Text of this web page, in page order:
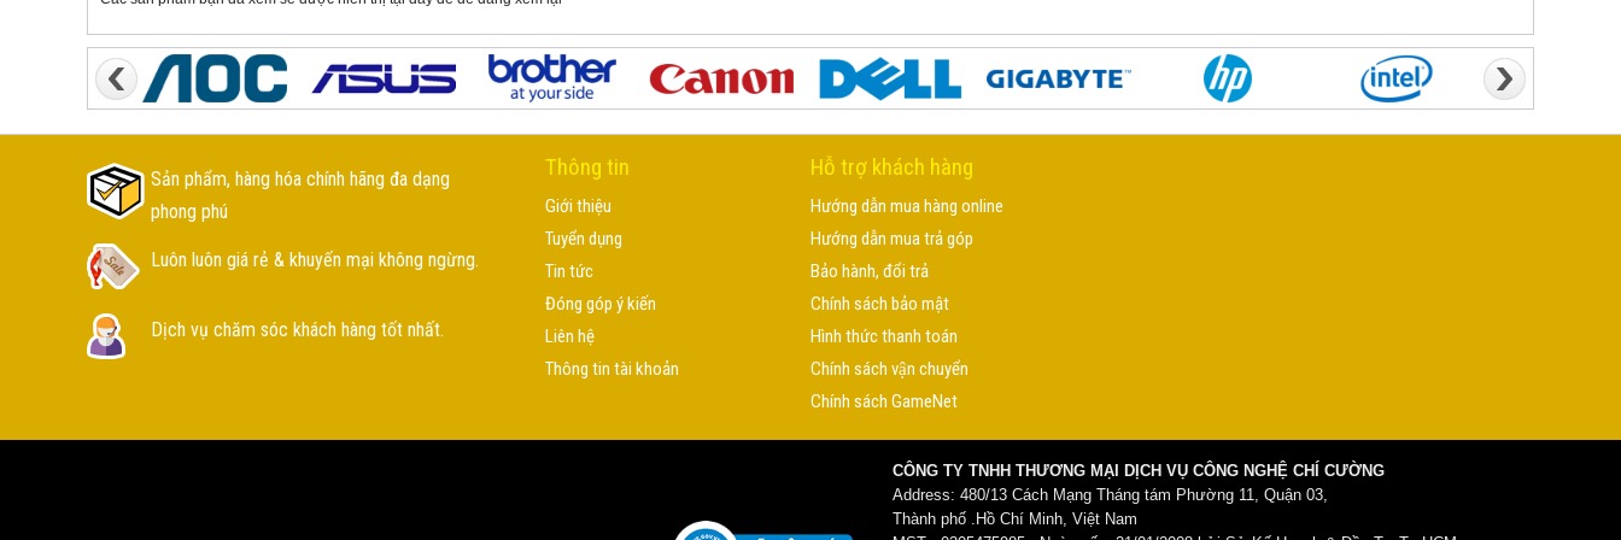
Sản phẩm, hàng hóa chính hãng đa dạng
phong phú
Luôn luôn giá rẻ & khuyến mại không ngừng.
Dịch vụ chăm sóc khách hàng tốt nhất.
Thông tin
Giới thiệu
Tuyển dụng
Tin tức
Đóng góp ý kiến
Liên hệ
Thông tin tài khoản
Hỗ trợ khách hàng
Hướng dẫn mua hàng online
Hướng dẫn mua trả góp
Bảo hành, đổi trả
Chính sách bảo mật
Hình thức thanh toán
Chính sách vận chuyển
Chính sách GameNet
CÔNG TY TNHH THƯƠNG MẠI DỊCH VỤ CÔNG NGHỆ CHÍ CƯỜNG
Address: 480/13 Cách Mạng Tháng tám Phường 11, Quận 03,
Thành phố .Hồ Chí Minh, Việt Nam